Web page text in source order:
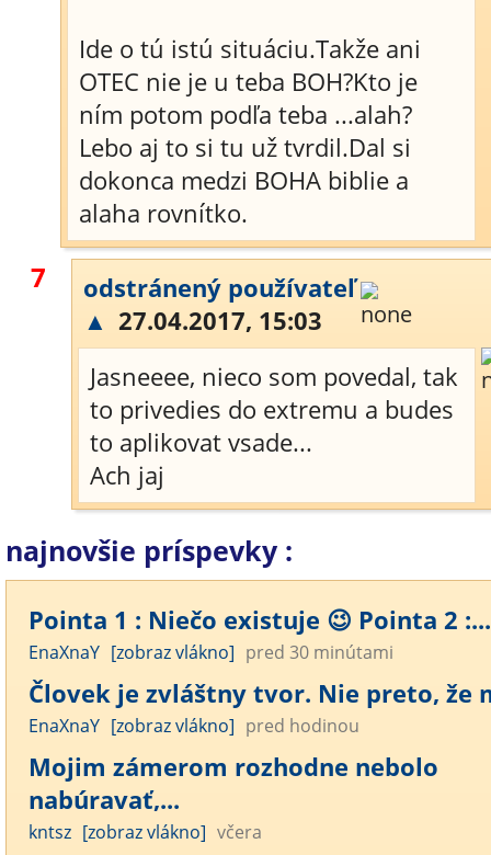
Ide o tú istú situáciu.Takže ani
OTEC nie je u teba BOH?Kto je
ním potom podľa teba ...alah?
Lebo aj to si tu už tvrdil.Dal si
dokonca medzi BOHA biblie a
alaha rovnítko.
7
odstránený používateľ
▲ 27.04.2017, 15:03
Jasneeee, nieco som povedal, tak
to privedies do extremu a budes
to aplikovat vsade...
Ach jaj
najnovšie príspevky :
Pointa 1 : Niečo existuje 😉 Pointa 2 :...
EnaXnaY [zobraz vlákno] pred 30 minútami
Človek je zvláštny tvor. Nie preto, že
EnaXnaY [zobraz vlákno] pred hodinou
Mojim zámerom rozhodne nebolo
nabúravať,...
kntsz [zobraz vlákno] včera